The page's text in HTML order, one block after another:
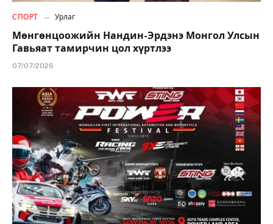
СПОРТ Урлаг
Мөнгөнцоожийн Нандин-Эрдэнэ Монгол Улсын
Гавьяат тамирчин цол хүртлээ
07/07/2026